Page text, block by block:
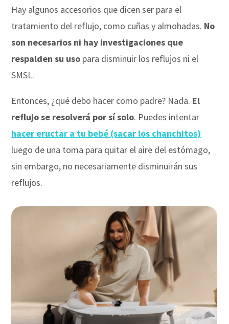
Hay algunos accesorios que dicen ser para el
tratamiento del reflujo, como cuñas y almohadas. No
son necesarios ni hay investigaciones que
respalden su uso para disminuir los reflujos ni el
SMSL.
Entonces, ¿qué debo hacer como padre? Nada. El
reflujo se resolverá por sí solo. Puedes intentar
hacer eructar a tu bebé (sacar los chanchitos)
luego de una toma para quitar el aire del estómago,
sin embargo, no necesariamente disminuirán sus
reflujos.